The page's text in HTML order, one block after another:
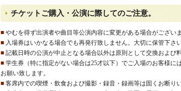
チケットご購入・公演に際してのご注意。
■ やむを得ず出演者や曲目等公演内容に変更がある場合がござい
■ 入場券はいかなる場合でも再発行致しません。大切に保管下さい
■ 記載日時の公演が中止となる場合以外は原則として交換および
■ 学生券（特に指定がない場合は25才以下）でご入場のお客様に
お願い致します。
■ 客席内での喫煙・飲食および撮影・録音・録画等は固くお断り